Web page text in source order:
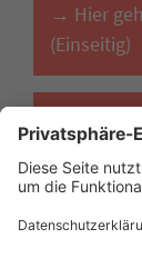
→ Hier
(Einseitig)
→ Hier